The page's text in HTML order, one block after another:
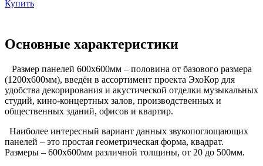
Купить
Основные характеристики
Размер панелей 600х600мм – половина от базового размера
(1200х600мм), введён в ассортимент проекта ЭхоКор для
удобства декорирования и акустической отделки музыкальных
студий, кино-концертных залов, производственных и
общественных зданий, офисов и квартир.
Наиболее интересный вариант данных звукопоглощающих
панелей – это простая геометрическая форма, квадрат.
Размеры – 600х600мм различной толщины, от 20 до 500мм.